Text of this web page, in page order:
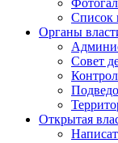
Список
Органы
Совет
Открытая